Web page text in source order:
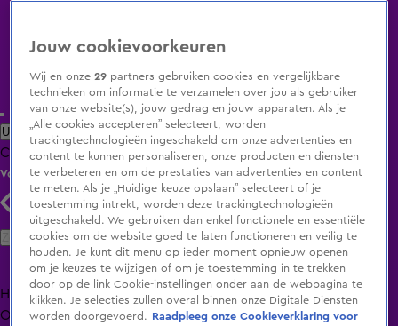
Uitzending Gemist Populaire programma's Zenders Genres
ClipsFilmsRadioSmart TV inlogShop
Volg KIJK
Zoeken
HomeUitzending Gemist Programma's De Bondgenoten
OranjezomerLivestreamsShop
Jouw cookievoorkeuren
Wij en onze29 partners gebruiken cookies en vergelijkbare
technieken om informatie te verzamelen over jou als gebruiker
van onze website(s), jouw gedrag en jouw apparaten. Als je
„Alle cookies accepteren” selecteert, worden
trackingtechnologieën ingeschakeld om onze advertenties en
content te kunnen personaliseren, onze producten en diensten
te verbeteren en om de prestaties van advertenties en content
te meten. Als je „Huidige keuze opslaan” selecteert of je
toestemming intrekt, worden deze trackingtechnologieën
uitgeschakeld. We gebruiken dan enkel functionele en essentiële
cookies om de website goed te laten functioneren en veilig te
houden. Je kunt dit menu op ieder moment opnieuw openen
om je keuzes te wijzigen of om je toestemming in te trekken
door op de link Cookie-instellingen onder aan de webpagina te
klikken. Je selecties zullen overal binnen onze Digitale Diensten
worden doorgevoerd.
Raadpleeg onze Cookieverklaring voor